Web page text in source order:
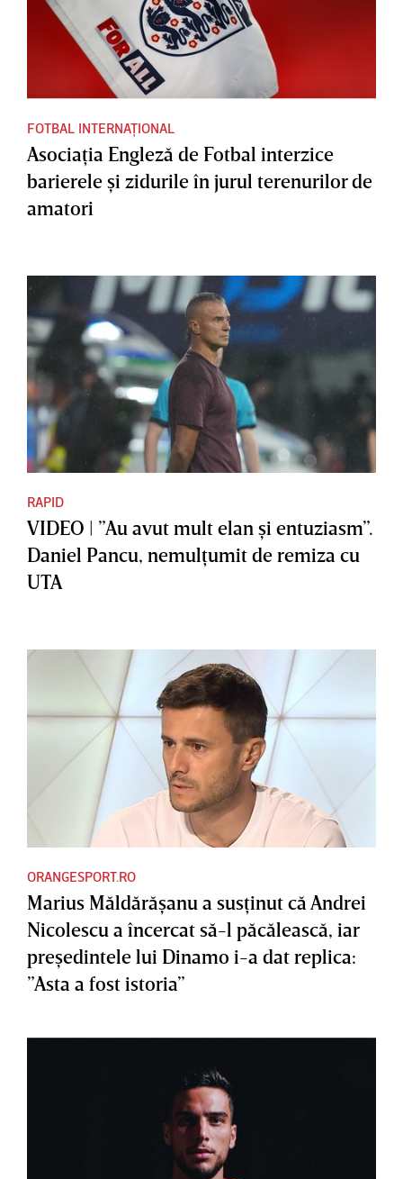
FOTBAL INTERNAȚIONAL
Asociaţia Engleză de Fotbal interzice
barierele şi zidurile în jurul terenurilor de
amatori
RAPID
VIDEO | ”Au avut mult elan şi entuziasm”.
Daniel Pancu, nemulţumit de remiza cu
UTA
ORANGESPORT.RO
Marius Măldărăşanu a susţinut că Andrei
Nicolescu a încercat să-l păcălească, iar
preşedintele lui Dinamo i-a dat replica:
”Asta a fost istoria”